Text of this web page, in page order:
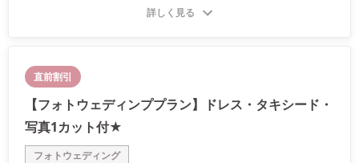
詳しく見る
直前割引
【フォトウェディンププラン】ドレス・タキシード・
写真1カット付★
フォトウェディング